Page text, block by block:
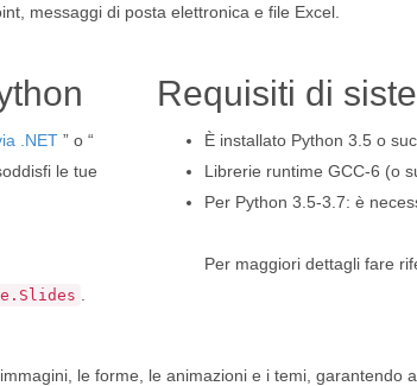
messaggi di posta elettronica e file Excel.
.NET ” o “
le tue
Requisiti di
È installato Python 3.5 o
Librerie runtime GCC-6 (o
Per Python 3.5-3.7: è
Per maggiori dettagli fare
le forme, le animazioni e i temi, garantendo